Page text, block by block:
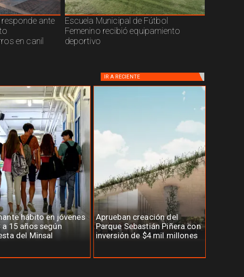
ante
en canil
Escuela Municipal de Fútbol
Femenino recibió equipamiento
deportivo
hábito en jóvenes
a 15 años según
del Minsal
Aprueban creación del
Parque Sebastián Piñera con
inversión de $4 mil millones
IR A RECIENTE